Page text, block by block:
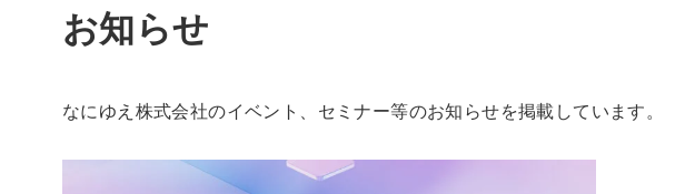
お知らせ
なにゆえ株式会社のイベント、セミナー等のお知らせを掲載しています。